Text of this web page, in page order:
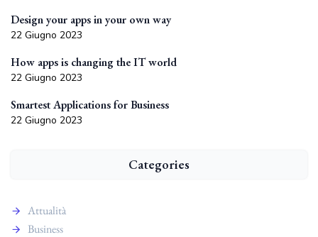
Design your apps in your own way
22 Giugno 2023
How apps is changing the IT world
22 Giugno 2023
Smartest Applications for Business
22 Giugno 2023
Categories
Attualità
Business